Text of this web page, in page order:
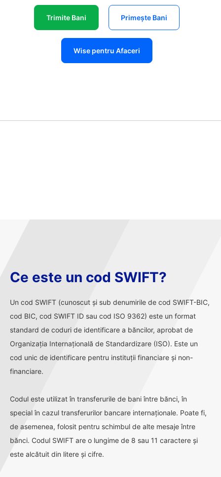
Trimite Bani Primește Bani
Wise pentru Afaceri
Ce este un cod SWIFT?
Un cod SWIFT (cunoscut și sub denumirile de cod SWIFT-BIC,
cod BIC, cod SWIFT ID sau cod ISO 9362) este un format
standard de coduri de identificare a băncilor, aprobat de
Organizația Internațională de Standardizare (ISO). Este un
cod unic de identificare pentru instituții financiare și non-
financiare.
Codul este utilizat în transferurile de bani între bănci, în
special în cazul transferurilor bancare internaționale. Poate fi,
de asemenea, folosit pentru schimbul de alte mesaje între
bănci. Codul SWIFT are o lungime de 8 sau 11 caractere și
este alcătuit din litere și cifre.